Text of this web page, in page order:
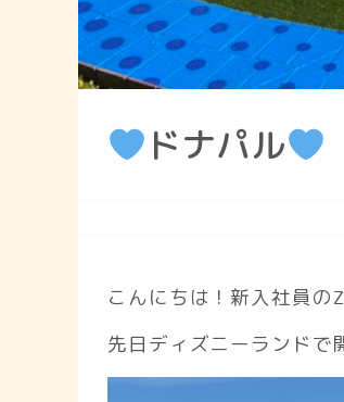
ドナパル
こんにちは！新入社員の
先日ディズニーランドで